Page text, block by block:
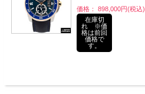
価格： 898,000円(税込)
在庫切
れ ※価
格は前回
価格で
す。